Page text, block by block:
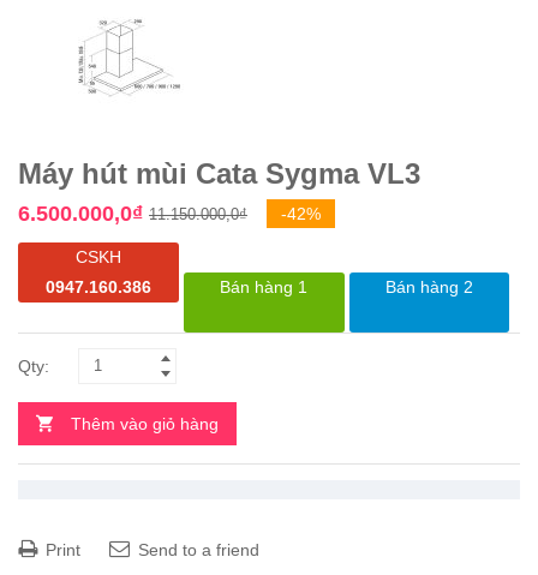
Máy hút mùi Cata Sygma VL3
11.150.000,0₫Giá
là:
11.150.000,0₫.
6.500.000,0₫
Giá
tại
là:
6.500.000,0₫.
-42%
CSKH
0947.160.386
Bán hàng 1 Bán hàng 2
Thêm vào giỏ hàng
Print
Send to a friend